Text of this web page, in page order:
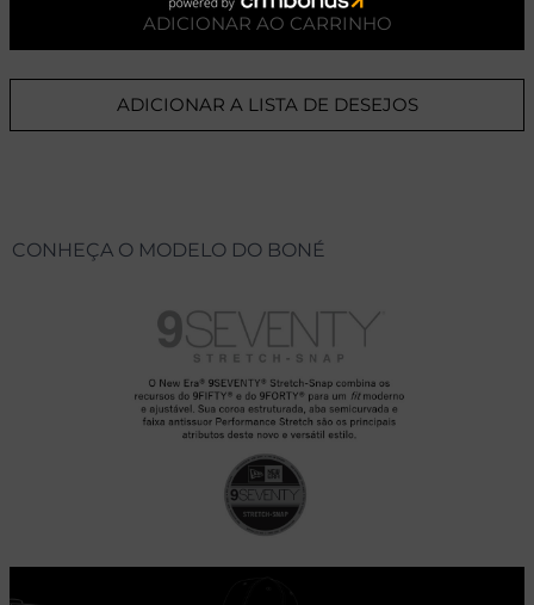
ADICIONAR AO CARRINHO
ADICIONAR A LISTA DE DESEJOS
CONHEÇA O MODELO DO BONÉ